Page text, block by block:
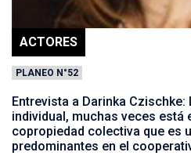
ACTORES
PLANEO N°52
Entrevista a Darinka Czischke:
individual, muchas veces está
copropiedad colectiva que es
predominantes en el